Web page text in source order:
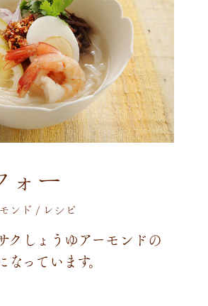
ォー
ンド / レシピ
ク し ょ う ゆアーモ ン ドの
なっています。